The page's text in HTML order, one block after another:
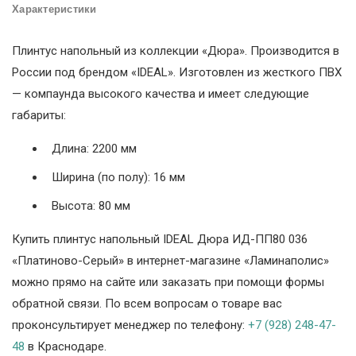
Характеристики
Плинтус напольный из коллекции «Дюра». Производится в
России под брендом «IDEAL». Изготовлен из жесткого ПВХ
— компаунда высокого качества и имеет следующие
габариты:
Длина: 2200 мм
Ширина (по полу): 16 мм
Высота: 80 мм
Купить плинтус напольный IDEAL Дюра ИД-ПП80 036
«Платиново-Серый» в интернет-магазине «Ламинаполис»
можно прямо на сайте или заказать при помощи формы
обратной связи. По всем вопросам о товаре вас
проконсультирует менеджер по телефону: +7 (928) 248-47-
48 в Краснодаре.